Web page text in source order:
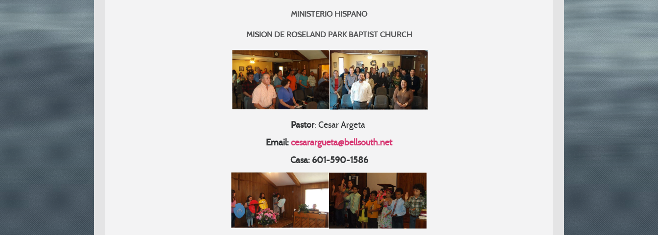
MINISTERIO HISPANO
MISION DE ROSELAND PARK BAPTIST CHURCH
Pastor: Cesar Argeta
Email:cesarargueta@bellsouth.net
Casa: 601-590-1586